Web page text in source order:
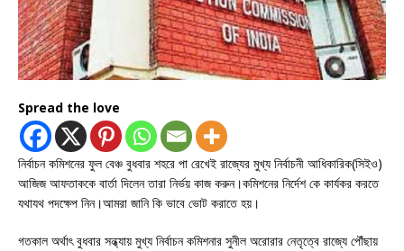
Spread the love
নির্বাচন কমিশনের ফুল বেঞ্চ বুধবার শহরে পা রেখেই রাজ্যের মুখ্য নির্বাচনী আধিকারিক(সিইও)
আজিজ আফতাককে বার্তা দিলেন তারা নির্ভয় কাজ করুন।কমিশনের নির্দেশ কে কার্যকর করতে
যথাযথ পদক্ষেপ নিন।আমরা জানি কি ভাবে ভোট করাতে হয়।
গতকাল অর্থাৎ বুধবার সন্ধ্যায় মুখ্য নির্বাচন কমিশনার সুনীল অরোরার নেতৃত্বে রাজ্যে পৌঁছায়